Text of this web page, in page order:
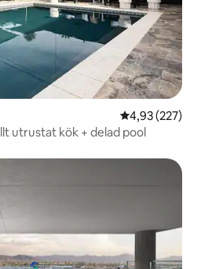
4,93 av 5 i
4,93 (227)
utrustat kök + delad pool